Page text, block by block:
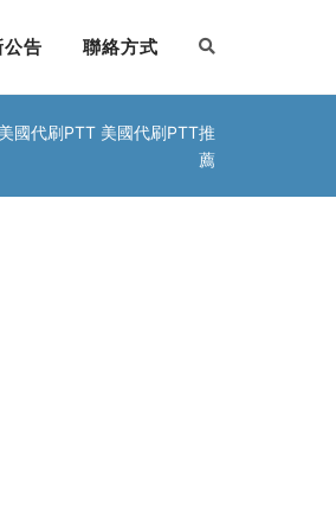
告 聯絡方式
美國代刷PTT 美國代刷PTT推
薦